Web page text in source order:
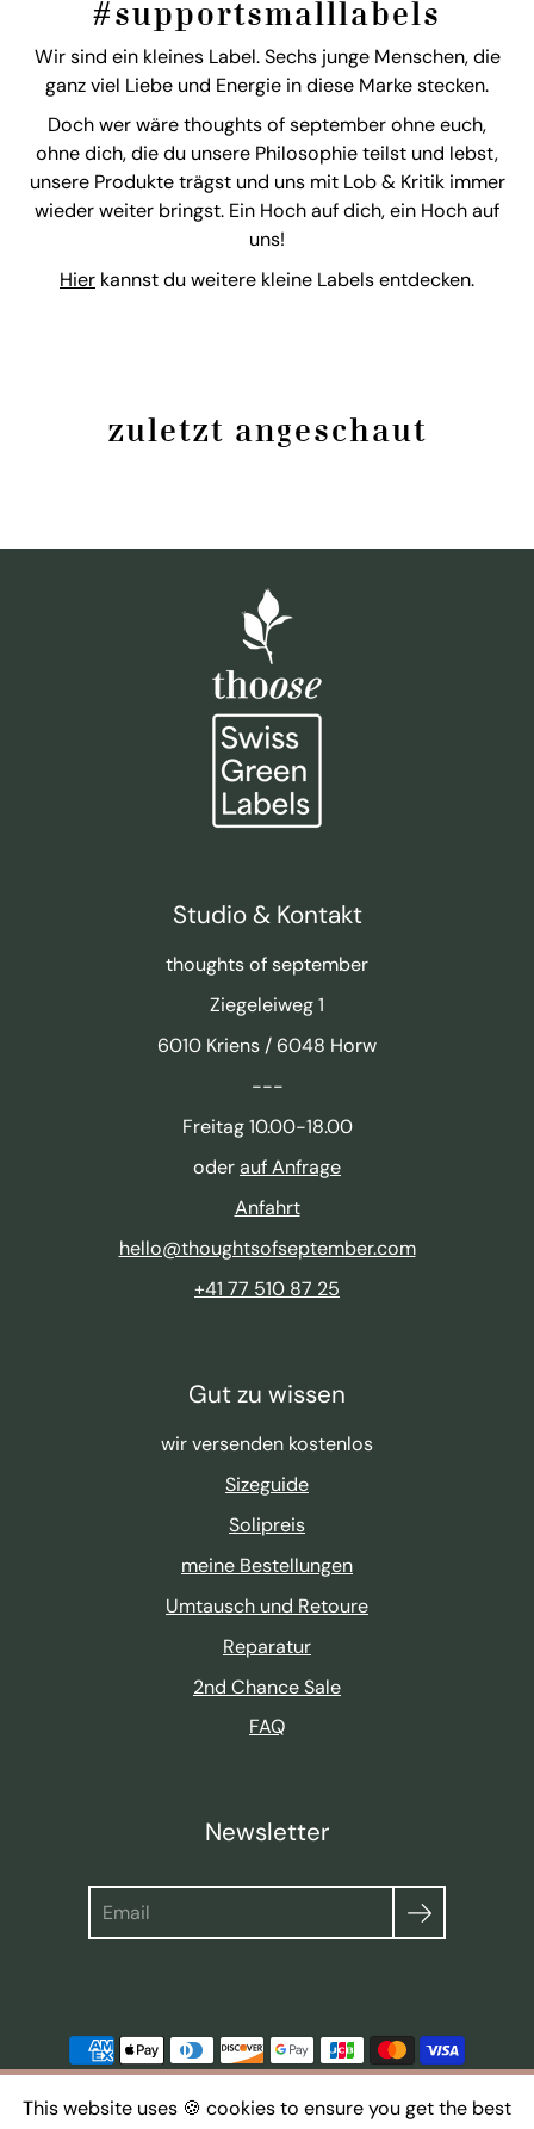
#supportsmalllabels
Wir sind ein kleines Label. Sechs junge Menschen, die
ganz viel Liebe und Energie in diese Marke stecken.
Doch wer wäre thoughts of september ohne euch,
ohne dich, die du unsere Philosophie teilst und lebst,
unsere Produkte trägst und uns mit Lob & Kritik immer
wieder weiter bringst. Ein Hoch auf dich, ein Hoch auf
uns!
Hier kannst du weitere kleine Labels entdecken.
zuletzt angeschaut
Studio & Kontakt
thoughts of september
Ziegeleiweg 1
6010 Kriens / 6048 Horw
---
Freitag 10.00-18.00
oderauf Anfrage
Anfahrt
hello@thoughtsofseptember.com
+41 77 510 87 25
Gut zu wissen
wir versenden kostenlos
Sizeguide
Solipreis
meine Bestellungen
Umtausch und Retoure
Reparatur
2nd Chance Sale
FAQ
Newsletter
This website uses 🍪 cookies to ensure you get the best